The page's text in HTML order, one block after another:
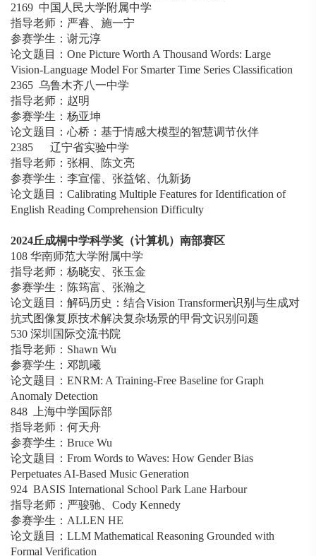
2169 中国人民大学附属中学
指导老师：严睿、施一宁
参赛学生：谢元淳
论文题目：One Picture Worth A Thousand Words: Large
Vision-Language Model For Smarter Time Series Classification
2365 乌鲁木齐八一中学
指导老师：赵明
参赛学生：杨亚坤
论文题目：心桥：基于情感大模型的智慧调节伙伴
2385 辽宁省实验中学
指导老师：张桐、陈文亮
参赛学生：李宣儒、张益铭、仇新扬
论文题目：Calibrating Multiple Features for Identification of
English Reading Comprehension Difficulty
2024丘成桐中学科学奖（计算机）南部赛区
108 华南师范大学附属中学
指导老师：杨晓安、张玉金
参赛学生：陈筠富、张瀚之
论文题目：解码历史：结合Vision Transformer识别与生成对
抗式图像复原技术解决复杂场景的甲骨文识别问题
530 深圳国际交流书院
指导老师：Shawn Wu
参赛学生：邓凯曦
论文题目：ENRM: A Training-Free Baseline for Graph
Anomaly Detection
848 上海中学国际部
指导老师：何天舟
参赛学生：Bruce Wu
论文题目：From Words to Waves: How Gender Bias
Perpetuates AI-Based Music Generation
924 BASIS International School Park Lane Harbour
指导老师：严骏驰、Cody Kennedy
参赛学生：ALLEN HE
论文题目：LLM Mathematical Reasoning Grounded with
Formal Verification